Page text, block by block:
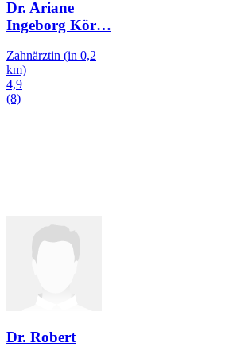
Dr. Ariane
Ingeborg Kör…
Zahnärztin (in 0,2
km)
4,9
(8)
Dr. Robert